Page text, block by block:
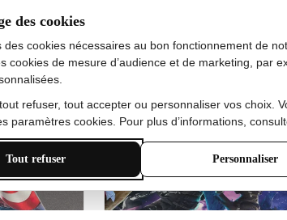
rapide. Je
bon état doux
des cookies
des cookies nécessaires au bon fonctionnement de
cookies de mesure d’audience et de marketing, par
refuser, tout accepter ou personnaliser vos choix.
paramètres cookies. Pour plus d’informations,
Tout refuser Personnaliser